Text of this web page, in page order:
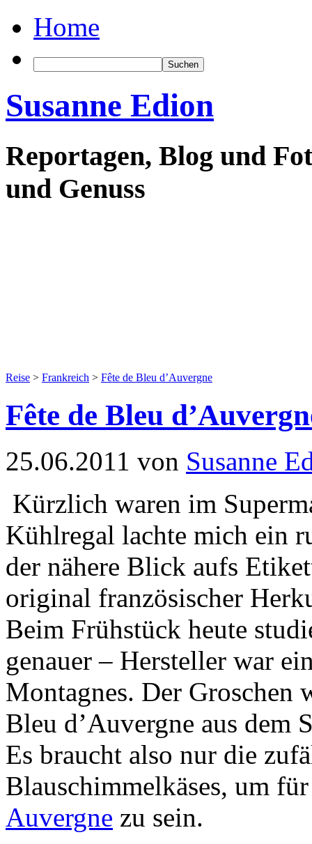
Home
Susanne Edion
Reportagen, Blog und
und Genuss
Reise > Frankreich > Fête de Bleu d’Auvergne
Fête de Bleu
25.06.2011 von Susanne
Kürzlich waren im
Kühlregal lachte mich ein
der nähere Blick aufs
original französischer
Beim Frühstück heute
genauer – Hersteller war
Montagnes. Der Groschen
Bleu d’Auvergne aus dem
Es braucht also nur die
Blauschimmelkäses, um
Auvergne zu sein.